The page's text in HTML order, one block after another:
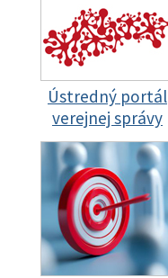
Ústredný portál
verejnej správy